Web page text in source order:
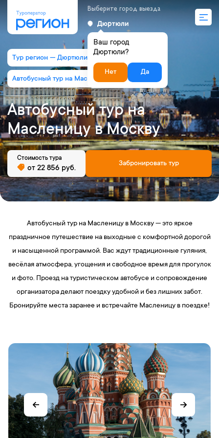
Выберите город выезда
Дюртюли
Ваш город
Дюртюли?
Нет Да
Тур регион — Дюртюли
Автобусный тур на Масленицу в Москву
Автобусный тур на
Масленицу в Москву
Забронировать тур
Стоимость тура
от 22 856 руб.
Автобусный тур на Масленицу в Москву — это яркое
праздничное путешествие на выходные с комфортной дорогой
и насыщенной программой. Вас ждут традиционные гуляния,
весёлая атмосфера, угощения и свободное время для прогулок
и фото. Проезд на туристическом автобусе и сопровождение
организатора делают поездку удобной и без лишних забот.
Бронируйте места заранее и встречайте Масленицу в поездке!